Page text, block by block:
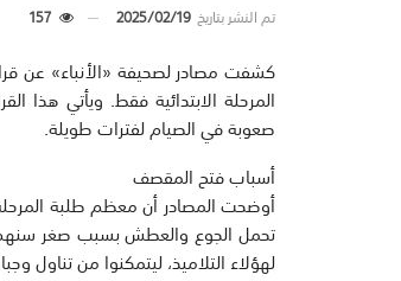
تم النشر بتاريخ2025/02/19
157
كشفت مصادر لصحيفة «الأنباء» عن
المرحلة الابتدائية فقط. ويأتي هذا
صعوبة في الصيام لفترات طويلة.
أسباب فتح المقصف
أوضحت المصادر أن معظم طلبة
تحمل الجوع والعطش بسبب صغر
لهؤلاء التلاميذ، ليتمكنوا من